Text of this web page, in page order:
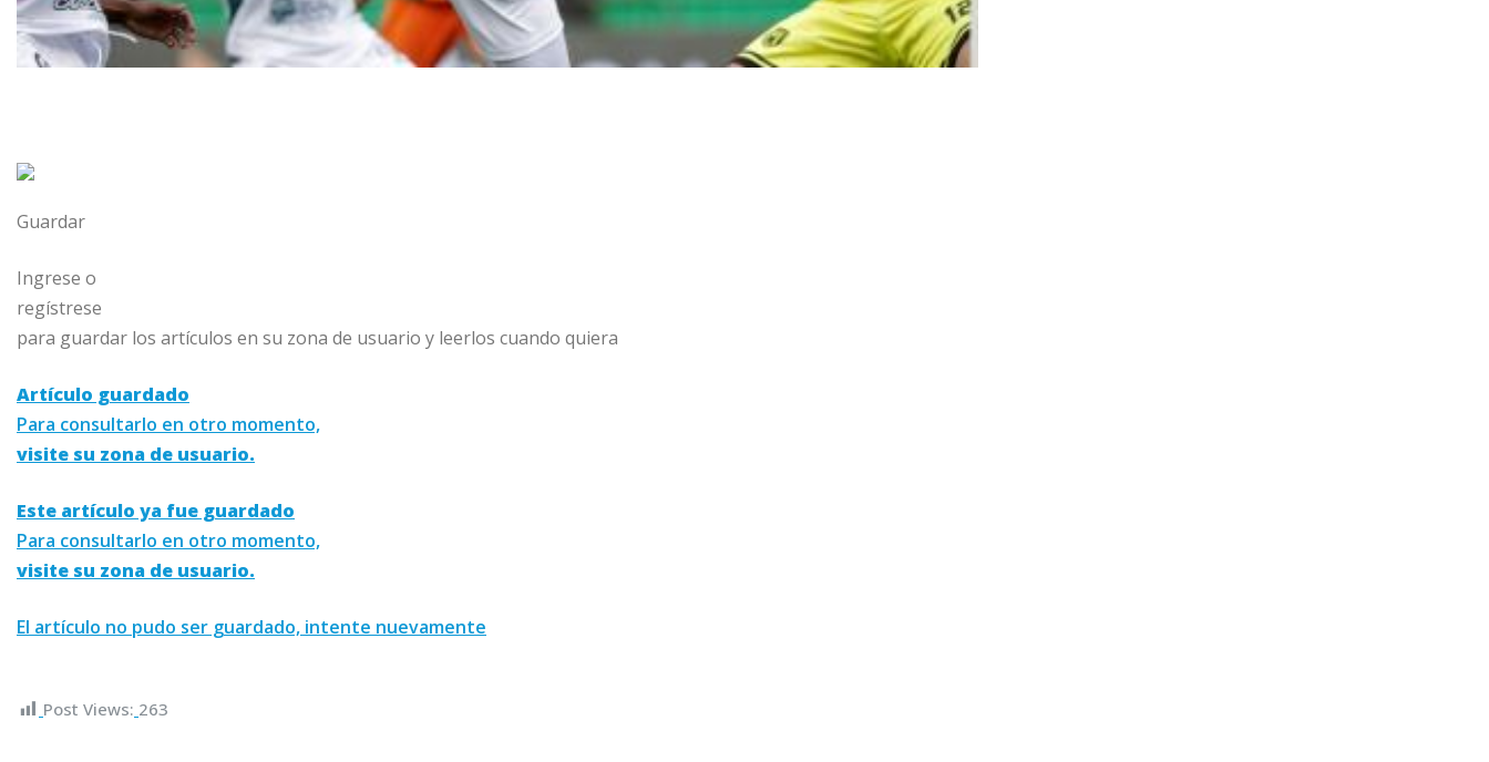
Guardar
Ingrese o
regístrese
para guardar los artículos en su zona de usuario y leerlos cuando quiera
Artículo guardado
Para consultarlo en otro momento,
visite su zona de usuario.
Este artículo ya fue guardado
Para consultarlo en otro momento,
visite su zona de usuario.
El artículo no pudo ser guardado, intente nuevamente
Post Views: 263